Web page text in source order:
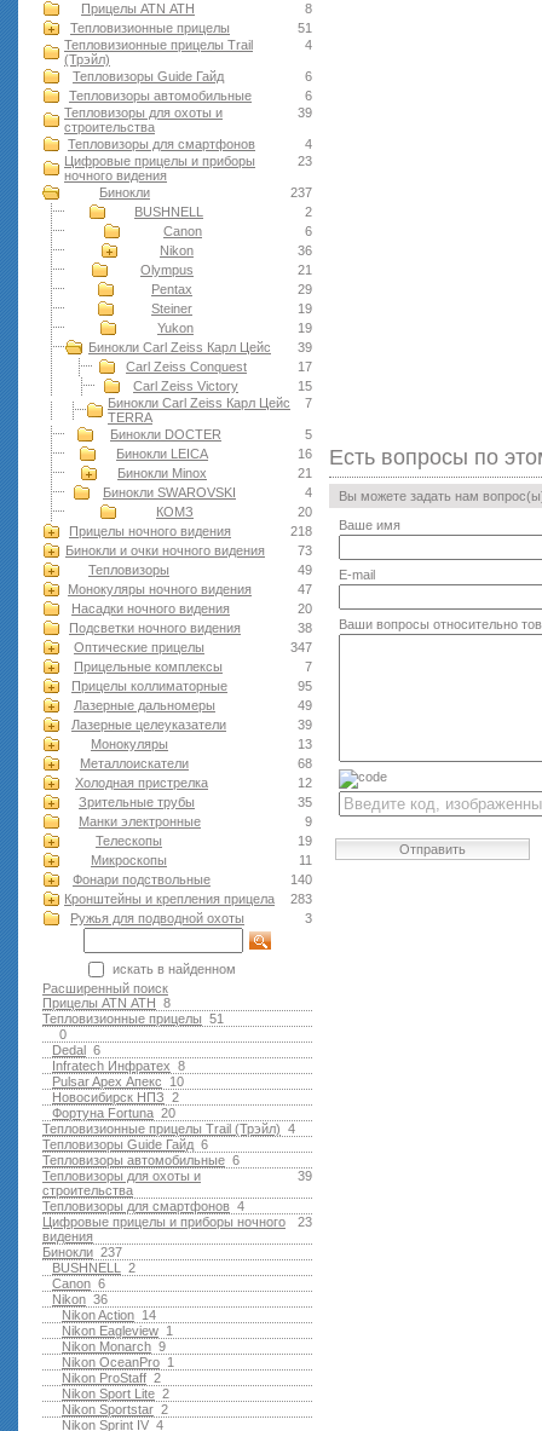
8
Прицелы ATN АТН
51
Тепловизионные прицелы
4
Тепловизионные прицелы Trail
(Трэйл)
6
Тепловизоры Guide Гайд
6
Тепловизоры автомобильные
39
Тепловизоры для охоты и
строительства
4
Тепловизоры для смартфонов
23
Цифровые прицелы и приборы
ночного видения
237
Бинокли
2
BUSHNELL
6
Canon
36
Nikon
21
Olympus
29
Pentax
19
Steiner
19
Yukon
39
Бинокли Carl Zeiss Карл Цейс
17
Carl Zeiss Conquest
15
Carl Zeiss Victory
7
Бинокли Carl Zeiss Карл Цейс
TERRA
5
Бинокли DOCTER
16
Бинокли LEICA
21
Бинокли Minox
4
Бинокли SWAROVSKI
20
КОМЗ
218
Прицелы ночного видения
73
Бинокли и очки ночного видения
49
Тепловизоры
47
Монокуляры ночного видения
20
Насадки ночного видения
38
Подсветки ночного видения
347
Оптические прицелы
7
Прицельные комплексы
95
Прицелы коллиматорные
49
Лазерные дальномеры
39
Лазерные целеуказатели
13
Монокуляры
68
Металлоискатели
12
Холодная пристрелка
35
Зрительные трубы
9
Манки электронные
19
Телескопы
11
Микроскопы
140
Фонари подствольные
283
Кронштейны и крепления прицела
3
Ружья для подводной оxоты
искать в найденном
Расширенный поиск
8
Прицелы ATN АТН
51
Тепловизионные прицелы
0
6
Dedal
8
Infratech Инфратех
10
Pulsar Apex Апекс
2
Новосибирск НПЗ
20
Фортуна Fortuna
4
Тепловизионные прицелы Trail (Трэйл)
6
Тепловизоры Guide Гайд
6
Тепловизоры автомобильные
39
Тепловизоры для охоты и
строительства
4
Тепловизоры для смартфонов
23
Цифровые прицелы и приборы ночного
видения
237
Бинокли
2
BUSHNELL
6
Canon
36
Nikon
14
Nikon Action
1
Nikon Eagleview
9
Nikon Monarch
1
Nikon OceanPro
2
Nikon ProStaff
2
Nikon Sport Lite
2
Nikon Sportstar
4
Nikon Sprint IV
Есть вопросы по
Вы можете задать нам
Ваше имя
E-mail
Ваши вопросы относительно
Отправить